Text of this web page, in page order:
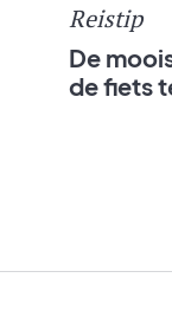
Reistip
De
de fiets